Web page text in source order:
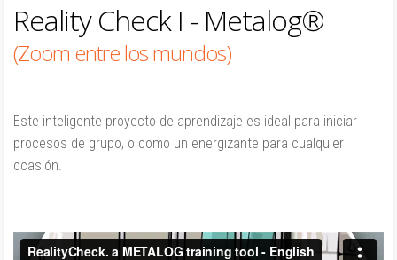
Reality Check I - Metalog®
(Zoom entre los mundos)
Este inteligente proyecto de aprendizaje es ideal para iniciar
procesos de grupo, o como un energizante para cualquier
ocasión.